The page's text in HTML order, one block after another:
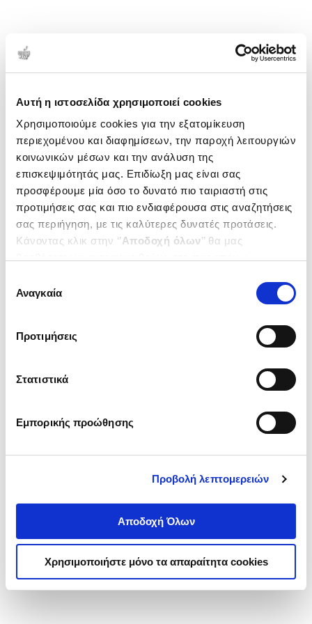
Αυτή η ιστοσελίδα χρησιμοποιεί cookies
Χρησιμοποιούμε cookies για την εξατομίκευση
περιεχομένου και διαφημίσεων, την παροχή λειτουργιών
κοινωνικών μέσων και την ανάλυση της
επισκεψιμότητάς μας. Επιδίωξη μας είναι σας
προσφέρουμε μία όσο το δυνατό πιο ταιριαστή στις
προτιμήσεις σας και πιο ενδιαφέρουσα στις αναζητήσεις
σας περιήγηση, με τις καλύτερες δυνατές προτάσεις.
Κάνοντας κλικ στην ‘’Αποδοχή όλων’’ θα μας
ενδιαφέρουν και να επιλέξετε από τα παρακάτω με την
΄΄και να ενημερωθείτε σχετικά με
συγκατάθεσης
Αναγκαία
Προτιμήσεις
Στατιστικά
Εμπορικής προώθησης
Προβολή λεπτομερειών
Αποδοχή Όλων
Χρησιμοποιήστε μόνο τα απαραίτητα cookies